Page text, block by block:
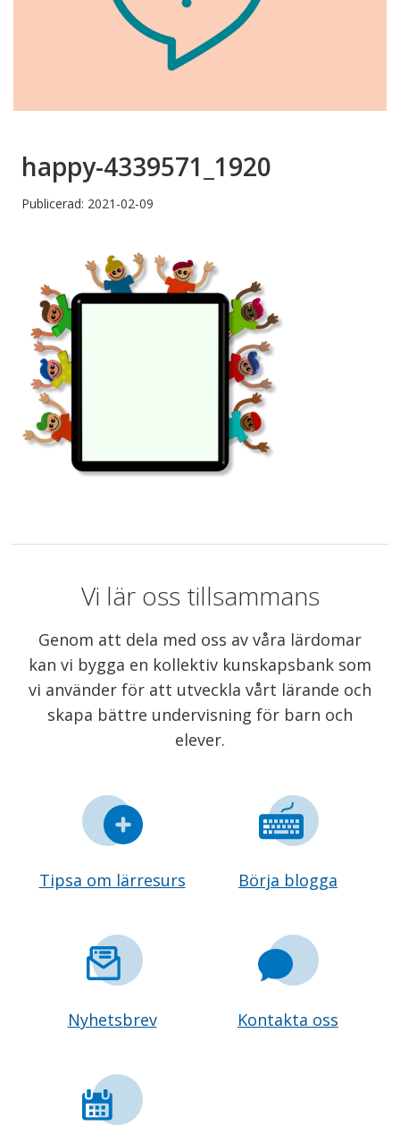
happy-4339571_1920
Publicerad: 2021-02-09
Vi lär oss tillsammans
Genom att dela med oss av våra lärdomar
kan vi bygga en kollektiv kunskapsbank som
vi använder för att utveckla vårt lärande och
skapa bättre undervisning för barn och
elever.
Tipsa om lärresurs Börja blogga
Nyhetsbrev Kontakta oss